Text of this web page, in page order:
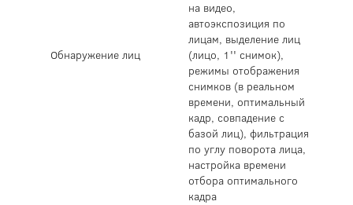
Обнаружение лиц
на видео,
автоэкспозиция по
лицам, выделение лиц
(лицо, 1'' снимок),
режимы отображения
снимков (в реальном
времени, оптимальный
кадр, совпадение с
базой лиц), фильтрация
по углу поворота лица,
настройка времени
отбора оптимального
кадра